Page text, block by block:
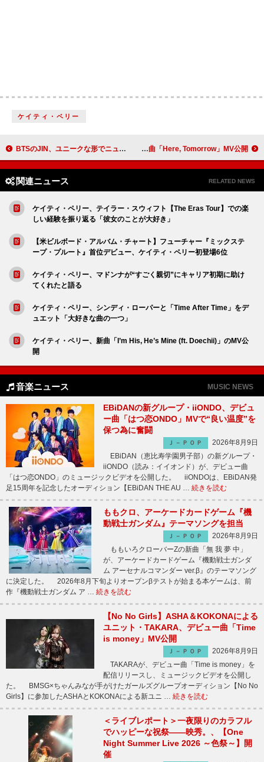
ケイティ・ペリー
BTSのJIN、ユニークな形でニューアルバム『Echo』リリースを発表 幾田りら×『リーグ・オブ・レジェンド』コラボ、オリジナル楽曲「Here, Tomorrow」MV公開
関連ニュース RELATED NEWS
ケイティ・ペリー、テイラー・スウィフト【The Eras Tour】での楽
しい経験を振り返る「彼女のことが大好き」
【米ビルボード・アルバム・チャート】フューチャー『ミックステ
ープ・プルート』首位デビュー、ケイティ・ペリー初登場6位
ケイティ・ペリー、マドンナが“すごく親切”にキャリア初期に助け
てくれたと語る
ケイティ・ペリー、シンディ・ローパーと「Time After Time」をデ
ュエット「大好きな曲の一つ」
ケイティ・ペリー、新曲「I’m His, He’s Mine (ft. Doechii)」のMV公
開
音楽ニュース MUSIC NEWS
EBiDANの新グループ・iiONDO、デビュ
ー曲「はつ恋ONDO」MVで“良い温度”を
保つ為に奮闘
Ｊ－ＰＯＰ
2026年8月9日
EBiDAN（恵比寿学園男子部）の新グループ・
iiONDO（読み：イイオンド）が、デビュー曲
「はつ恋ONDO」のミュージックビデオを公開した。 iiONDOは、EBiDAN発
足15周年を記念したオーディション【EBiDAN THE AU … 続きを読む
ももクロ、アーケードカードゲーム『機
動戦士ガンダム』テーマソングを担当
Ｊ－ＰＯＰ
2026年8月9日
ももいろクローバーZの新曲「無 我 夢 中」
が、アーケードカードゲーム『機動戦士ガンダ
ム アーセナルコマンダー ver.β』のテーマソング
に決定した。 2026年8月下旬よりオープンβテストが始まる本ゲームは、前
作『機動戦士ガンダム ア … 続きを読む
【No No Girls】ASHA＆KOKONAによる
ユニット・TAKARA、デビュー曲「Time
is money」MV公開
Ｊ－ＰＯＰ
2026年8月9日
TAKARAが、デビュー曲「Time is money」を
配信リリースし、ミュージックビデオを公開し
た。 BMSG×ちゃんみなが手がけたガールズグループオーディション【No No
Girls】に参加したASHAとKOKONAによる新ユニ … 続きを読む
＜ライブレポート＞一夜限りのカラフル
でハッピーな祝祭――映秀。、【One
Night Summer Live 2026 ～色祭～】開
催